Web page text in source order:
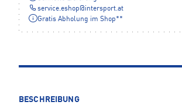
service.eshop@ intersport.at
Gratis Abholung im Shop**
BESCHREIBUNG